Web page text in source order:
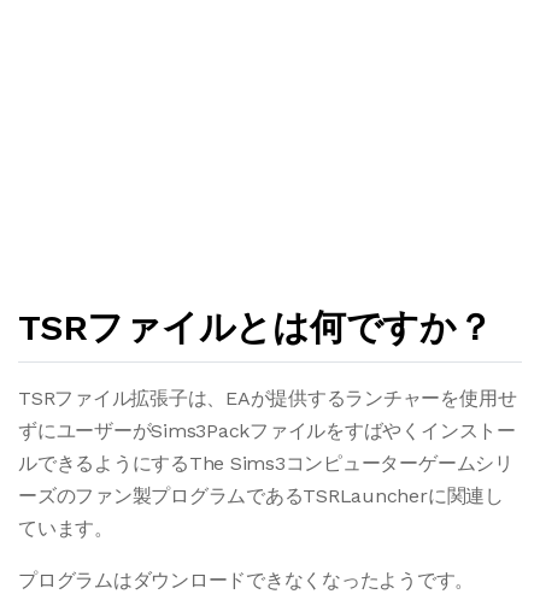
TSRファイルとは何ですか？
TSRファイル拡張子は、EAが提供するランチャーを使用せ
ずにユーザーがSims3Packファイルをすばやくインストー
ルできるようにするThe Sims3コンピューターゲームシリ
ーズのファン製プログラムであるTSRLauncherに関連し
ています。
プログラムはダウンロードできなくなったようです。